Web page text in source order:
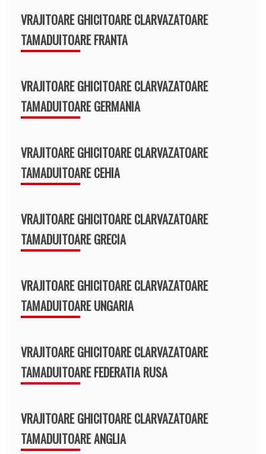
VRAJITOARE GHICITOARE CLARVAZATOARE
TAMADUITOARE FRANTA
VRAJITOARE GHICITOARE CLARVAZATOARE
TAMADUITOARE GERMANIA
VRAJITOARE GHICITOARE CLARVAZATOARE
TAMADUITOARE CEHIA
VRAJITOARE GHICITOARE CLARVAZATOARE
TAMADUITOARE GRECIA
VRAJITOARE GHICITOARE CLARVAZATOARE
TAMADUITOARE UNGARIA
VRAJITOARE GHICITOARE CLARVAZATOARE
TAMADUITOARE FEDERATIA RUSA
VRAJITOARE GHICITOARE CLARVAZATOARE
TAMADUITOARE ANGLIA